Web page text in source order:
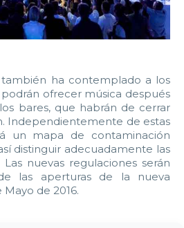
ha contemplado a los
ofrecer música después
bares, que habrán de cerrar
Independientemente de estas
un mapa de contaminación
distinguir adecuadamente las
nuevas regulaciones serán
las aperturas de la nueva
de 2016.
15:00 15:30
17:00 17:30
19:00 19:30
21:00 21:30
23:00 23:30